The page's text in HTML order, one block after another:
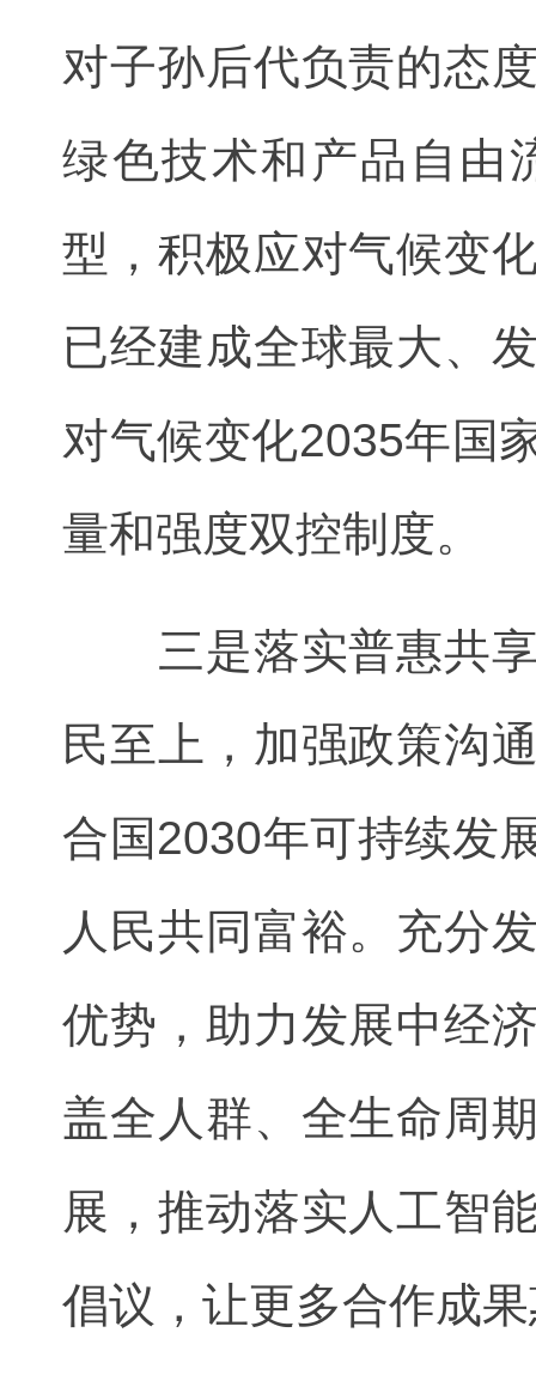
对子孙后代负责的态
绿色技术和产品自由
型，积极应对气候变
已经建成全球最大、
对气候变化2035年国
量和强度双控制度。
三是落实普惠共享
民至上，加强政策沟
合国2030年可持续发
人民共同富裕。充分
优势，助力发展中经
盖全人群、全生命周
展，推动落实人工智
倡议，让更多合作成